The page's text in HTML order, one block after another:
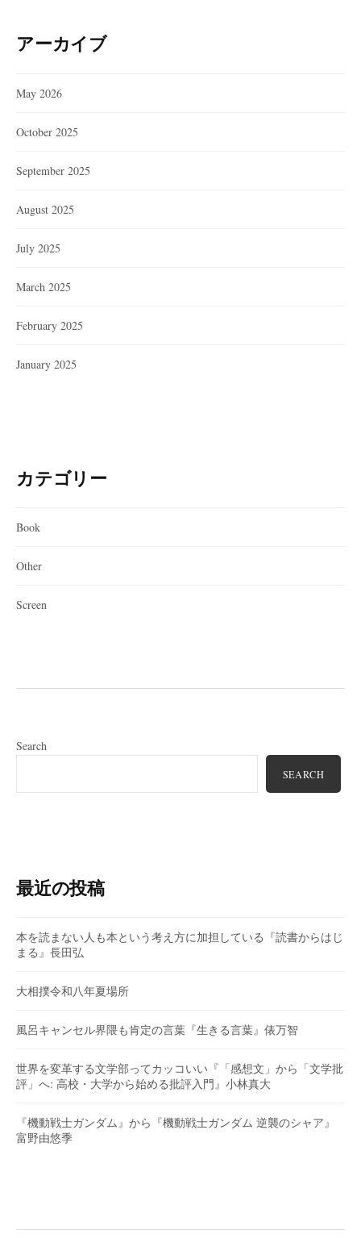
アーカイブ
May 2026
October 2025
September 2025
August 2025
July 2025
March 2025
February 2025
January 2025
カテゴリー
Book
Other
Screen
Search
SEARCH
最近の投稿
本を読まない人も本という考え方に加担している『読書からはじ
まる』長田弘
大相撲令和八年夏場所
風呂キャンセル界隈も肯定の言葉『生きる言葉』俵万智
世界を変革する文学部ってカッコいい『「感想文」から「文学批
評」へ: 高校・大学から始める批評入門』小林真大
『機動戦士ガンダム』から『機動戦士ガンダム 逆襲のシャア』
富野由悠季